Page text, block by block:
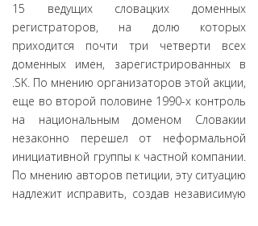
15 ведущих словацких доменных
регистраторов, на долю которых
приходится почти три четверти всех
доменных имен, зарегистрированных в
.SK. По мнению организаторов этой акции,
еще во второй половине 1990-х контроль
на национальным доменом Словакии
незаконно перешел от неформальной
инициативной группы к частной компании.
По мнению авторов петиции, эту ситуацию
надлежит исправить, создав независимую